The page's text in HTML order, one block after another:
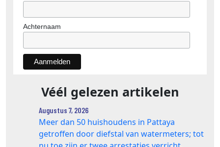
Achternaam
Véél gelezen artikelen
Augustus 7, 2026
Meer dan 50 huishoudens in Pattaya
getroffen door diefstal van watermeters; tot